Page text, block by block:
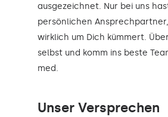
ausgezeichnet. Nur bei uns
persönlichen
wirklich um Dich kümmert.
selbst und komm ins beste
med.
Unser Versprechen